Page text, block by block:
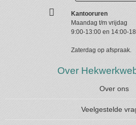
Kantooruren
Maandag t/m vrijdag
9:00-13:00 en 14:00-
Zaterdag op afspraak.
Over
Over ons
Veelgestelde